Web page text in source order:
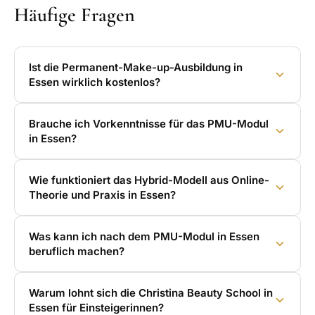
Häufige Fragen
Ist die Permanent-Make-up-Ausbildung in
Essen wirklich kostenlos?
Brauche ich Vorkenntnisse für das PMU-Modul
in Essen?
Wie funktioniert das Hybrid-Modell aus Online-
Theorie und Praxis in Essen?
Was kann ich nach dem PMU-Modul in Essen
beruflich machen?
Warum lohnt sich die Christina Beauty School in
Essen für Einsteigerinnen?